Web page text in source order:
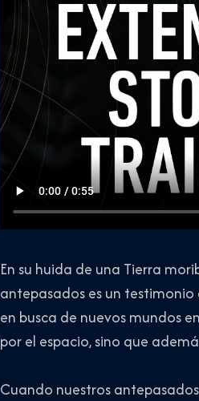
En su huida de una Tierra
antepasados es un
en busca de nuevos mundos
por el espacio, sino que
Cuando nuestros